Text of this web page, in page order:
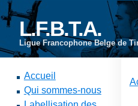
L.F.B.T.A.
Ligue Francophone Belge de
Accueil
Qui sommes-nous